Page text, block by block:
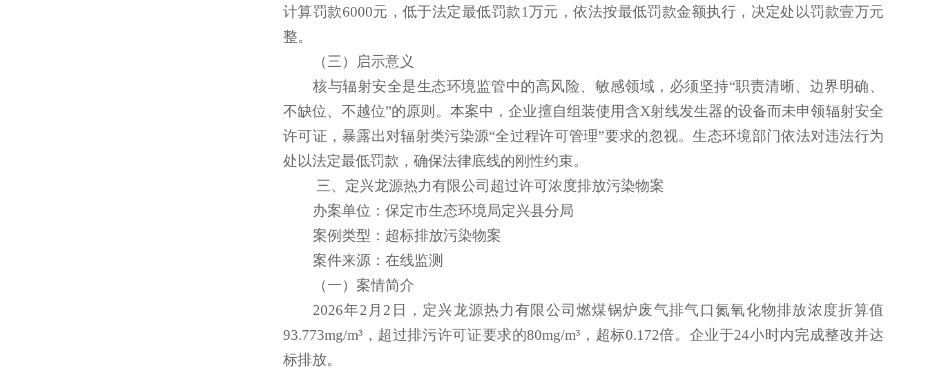
计算罚款6000元，低于法定最低罚款1万元，依法按最低罚款金额执行，决定处以罚款壹万元
整。
（三）启示意义
核与辐射安全是生态环境监管中的高风险、敏感领域，必须坚持“职责清晰、边界明确、
不缺位、不越位”的原则。本案中，企业擅自组装使用含X射线发生器的设备而未申领辐射安全
许可证，暴露出对辐射类污染源“全过程许可管理”要求的忽视。生态环境部门依法对违法行为
处以法定最低罚款，确保法律底线的刚性约束。
三、定兴龙源热力有限公司超过许可浓度排放污染物案
办案单位：保定市生态环境局定兴县分局
案例类型：超标排放污染物案
案件来源：在线监测
（一）案情简介
2026年2月2日，定兴龙源热力有限公司燃煤锅炉废气排气口氮氧化物排放浓度折算值
93.773mg/m³，超过排污许可证要求的80mg/m³，超标0.172倍。企业于24小时内完成整改并达
标排放。